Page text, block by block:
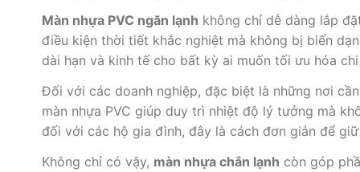
Màn nhựa PVC ngăn lạnh không chỉ dễ dàng lắp
điều kiện thời tiết khắc nghiệt mà không bị biến
dài hạn và kinh tế cho bất kỳ ai muốn tối ưu hóa
Đối với các doanh nghiệp, đặc biệt là những nơi
màn nhựa PVC giúp duy trì nhiệt độ lý tưởng mà
đối với các hộ gia đình, đây là cách đơn giản để
Không chỉ có vậy, màn nhựa chắn lạnh còn góp